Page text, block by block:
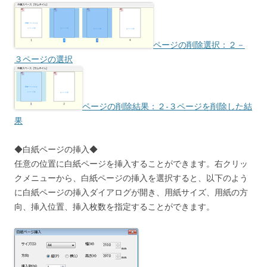
ページの削除選択：２－
３ページの選択
ページの削除結果：２-３ページを削除した結
果
◆白紙ページの挿入◆
任意の位置に白紙ページを挿入することができます。右クリッ
クメニューから、白紙ページの挿入を選択すると、以下のよう
に白紙ページの挿入ダイアログが開き、用紙サイズ、用紙の方
向、挿入位置、挿入枚数を指定することができます。